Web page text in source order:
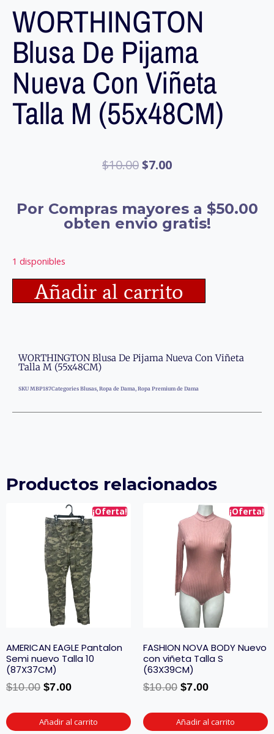
WORTHINGTON
Blusa De Pijama
Nueva Con Viñeta
Talla M (55x48CM)
$10.00$7.00
Por Compras mayores a $50.00
obten envio gratis!
1 disponibles
Añadir al carrito
WORTHINGTON Blusa De Pijama Nueva Con Viñeta
Talla M (55x48CM)
SKU MBP187Categories Blusas, Ropa de Dama, Ropa Premium de Dama
Productos relacionados
¡Oferta!
AMERICAN EAGLE Pantalon
Semi nuevo Talla 10
(87X37CM)
$10.00 $7.00
Añadir al carrito
¡Oferta!
FASHION NOVA BODY Nuevo
con viñeta Talla S
(63X39CM)
$10.00 $7.00
Añadir al carrito